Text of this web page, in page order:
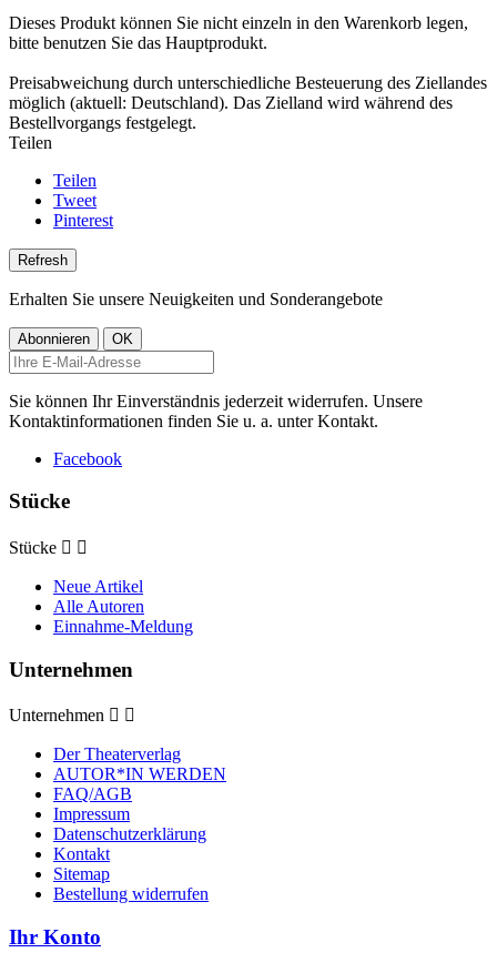
Dieses Produkt können Sie nicht einzeln in den Warenkorb legen,
bitte benutzen Sie das Hauptprodukt.
Preisabweichung durch unterschiedliche Besteuerung des Ziellandes
möglich (aktuell: Deutschland). Das Zielland wird während des
Bestellvorgangs festgelegt.
Teilen
Teilen
Tweet
Pinterest
Erhalten Sie unsere Neuigkeiten und Sonderangebote
Sie können Ihr Einverständnis jederzeit widerrufen. Unsere
Kontaktinformationen finden Sie u. a. unter Kontakt.
Facebook
Stücke
Stücke  
Neue Artikel
Alle Autoren
Einnahme-Meldung
Unternehmen
Unternehmen  
Der Theaterverlag
AUTOR*IN WERDEN
FAQ/AGB
Impressum
Datenschutzerklärung
Kontakt
Sitemap
Bestellung widerrufen
Ihr Konto